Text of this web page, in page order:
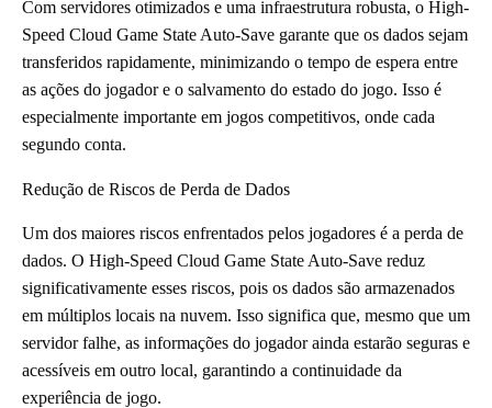
Com servidores otimizados e uma infraestrutura robusta, o High-
Speed Cloud Game State Auto-Save garante que os dados sejam
transferidos rapidamente, minimizando o tempo de espera entre
as ações do jogador e o salvamento do estado do jogo. Isso é
especialmente importante em jogos competitivos, onde cada
segundo conta.
Redução de Riscos de Perda de Dados
Um dos maiores riscos enfrentados pelos jogadores é a perda de
dados. O High-Speed Cloud Game State Auto-Save reduz
significativamente esses riscos, pois os dados são armazenados
em múltiplos locais na nuvem. Isso significa que, mesmo que um
servidor falhe, as informações do jogador ainda estarão seguras e
acessíveis em outro local, garantindo a continuidade da
experiência de jogo.